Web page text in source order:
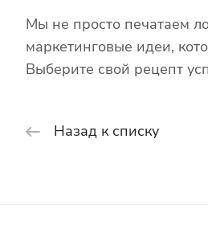
Мы не просто печатаем
маркетинговые идеи,
Выберите свой рецепт
Назад к списку